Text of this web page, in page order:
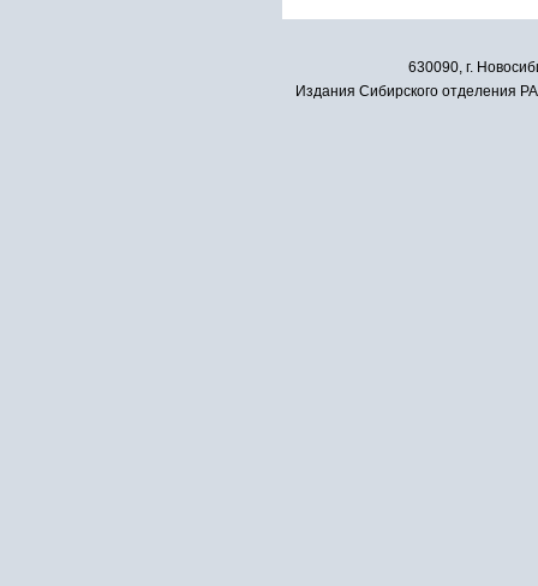
630090, г.
Издания Сибирского отделения